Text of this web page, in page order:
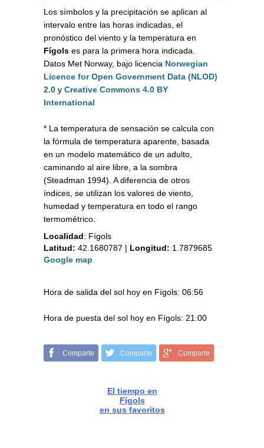
Los símbolos y la precipitación se aplican al
intervalo entre las horas indicadas, el
pronóstico del viento y la temperatura en
Fígols es para la primera hora indicada.
Datos Met Norway, bajo licencia Norwegian
Licence for Open Government Data (NLOD)
2.0 y Creative Commons 4.0 BY
International
* La temperatura de sensación se calcula con
la fórmula de temperatura aparente, basada
en un modelo matemático de un adulto,
caminando al aire libre, a la sombra
(Steadman 1994). A diferencia de otros
índices, se utilizan los valores de viento,
humedad y temperatura en todo el rango
termométrico.
Localidad: Fígols
Latitud: 42.1680787 | Longitud: 1.7879685
Google map
Hora de salida del sol hoy en Fígols: 06:56
Hora de puesta del sol hoy en Fígols: 21:00
Comparte Comparte Comparte
El tiempo en
Fígols
en sus favoritos